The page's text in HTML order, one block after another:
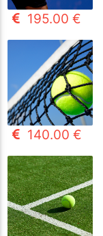
195.00 €
140.00 €